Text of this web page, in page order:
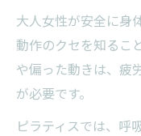
大人女性が安全に身
動作のクセを知るこ
や偏った動きは、疲
が必要です。
ピラティスでは、呼